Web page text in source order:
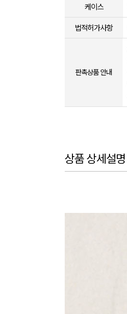
케이스
법적허가사항
판촉상품 안내
상품 상세설명